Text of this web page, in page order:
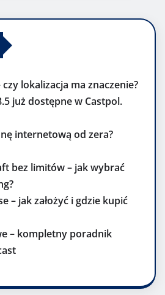
lokalizacja ma znaczenie?
już dostępne w Castpol.
internetową od zera?
bez limitów – jak wybrać
– jak założyć i gdzie kupić
– kompletny poradnik